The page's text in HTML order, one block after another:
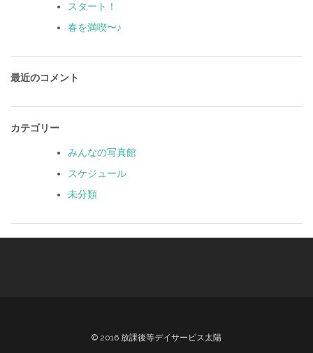
スタート！
春を満喫〜♪
最近のコメント
カテゴリー
みんなの写真館
スケジュール
未分類
© 2016 放課後等デイサービス太陽